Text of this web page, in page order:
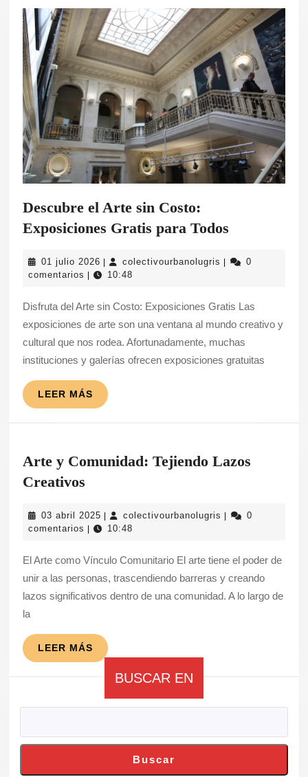
Descubre el Arte sin Costo:
Exposiciones Gratis para Todos
Arte
Costo:
Gratis
para
01 julio 2026 01
julio
| colectivourbanolugris |
0
comentarios | 10:48
Disfruta del Arte sin Costo: Exposiciones Gratis Las
exposiciones de arte son una ventana al mundo creativo y
cultural que nos rodea. Afortunadamente, muchas
instituciones y galerías ofrecen exposiciones gratuitas
LEER MÁS LEER
MÁS
Arte y Comunidad: Tejiendo Lazos
Creativos
Comunidad:
Lazos
Creativos
03 abril 2025 03
abril
| colectivourbanolugris |
0
comentarios | 10:48
El Arte como Vínculo Comunitario El arte tiene el poder de
unir a las personas, trascendiendo barreras y creando
lazos significativos dentro de una comunidad. A lo largo de
la
LEER MÁS LEER
MÁS
BUSCAR EN
Buscar